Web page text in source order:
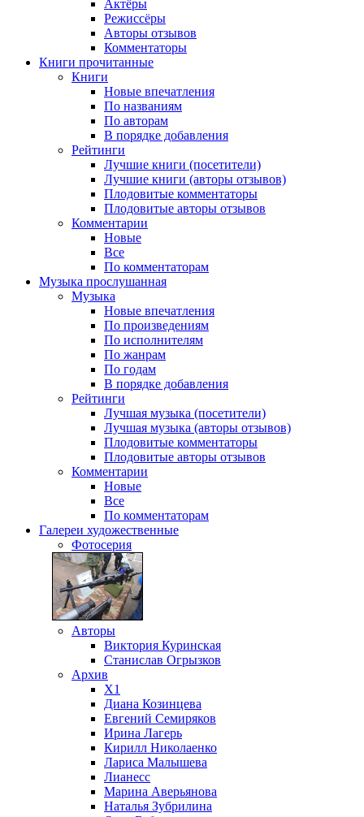
Актёры
Режиссёры
Авторы отзывов
Комментаторы
Книги прочитанные
Книги
Новые впечатления
По названиям
По авторам
В порядке добавления
Рейтинги
Лучшие книги (посетители)
Лучшие книги (авторы отзывов)
Плодовитые комментаторы
Плодовитые авторы отзывов
Комментарии
Новые
Все
По комментаторам
Музыка прослушанная
Музыка
Новые впечатления
По произведениям
По исполнителям
По жанрам
По годам
В порядке добавления
Рейтинги
Лучшая музыка (посетители)
Лучшая музыка (авторы отзывов)
Плодовитые комментаторы
Плодовитые авторы отзывов
Комментарии
Новые
Все
По комментаторам
Галереи художественные
Фотосерия
Авторы
Виктория Куринская
Станислав Огрызков
Архив
X1
Диана Козинцева
Евгений Семиряков
Ирина Лагерь
Кирилл Николаенко
Лариса Малышева
Лианесс
Марина Аверьянова
Наталья Зубрилина